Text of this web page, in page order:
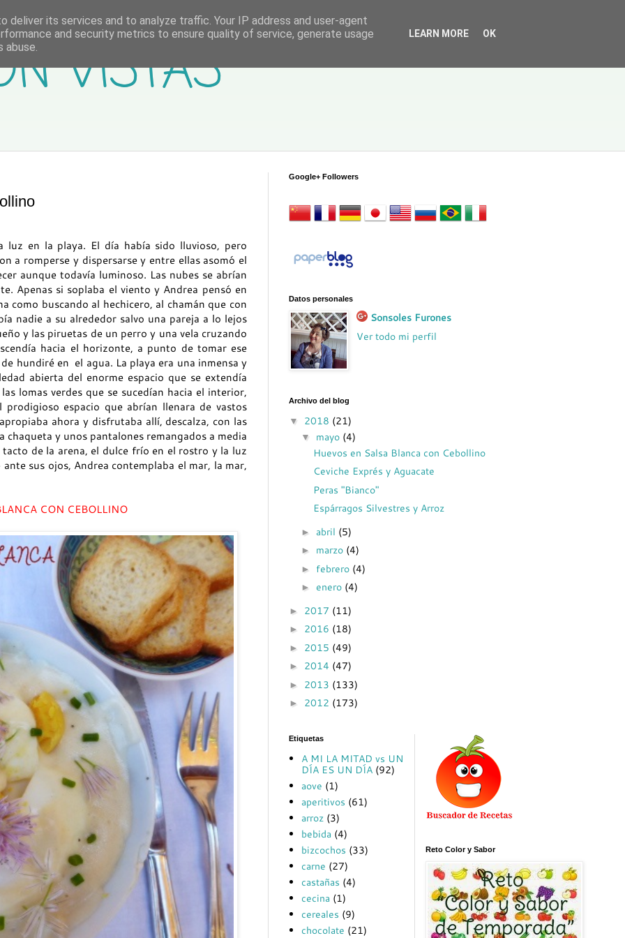
VISTAS
luz en la playa. El día había sido lluvioso, pero
a romperse y dispersarse y entre ellas asomó el
aunque todavía luminoso. Las nubes se abrían
Apenas si soplaba el viento y Andrea pensó en
como buscando al hechicero, al chamán que con
nadie a su alrededor salvo una pareja a lo lejos
y las piruetas de un perro y una vela cruzando
hacia el horizonte, a punto de tomar ese
hundiré en el agua. La playa era una inmensa y
abierta del enorme espacio que se extendía
lomas verdes que se sucedían hacia el interior,
espacio que abrían llenara de vastos
ahora y disfrutaba allí, descalza, con las
y unos pantalones remangados a media
de la arena, el dulce frío en el rostro y la luz
sus ojos, Andrea contemplaba el mar, la mar,
CON CEBOLLINO
Google+ Followers
Datos personales
Sonsoles Furones
Ver todo mi perfil
Archivo del blog
▼ 2018 (21)
▼ mayo (4)
Huevos en Salsa Blanca con Cebollino
Ceviche Exprés y Aguacate
Peras "Bianco"
Espárragos Silvestres y Arroz
► abril (5)
► marzo (4)
► febrero (4)
► enero (4)
► 2017 (11)
► 2016 (18)
► 2015 (49)
► 2014 (47)
► 2013 (133)
► 2012 (173)
Etiquetas
A MI LA MITAD vs UN
DÍA ES UN DÍA (92)
aove (1)
aperitivos (61)
arroz (3)
bebida (4)
bizcochos (33)
carne (27)
castañas (4)
cecina (1)
cereales (9)
chocolate (21)
Reto Color y Sabor
deliver its services and to analyze traffic. Your IP address and user-agent
and security metrics to ensure quality of service, generate usage
abuse.
LEARN MORE OK